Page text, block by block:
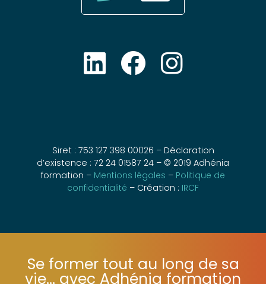
Siret : 753 127 398 00026 – Déclaration
d’existence : 72 24 01587 24 – © 2019 Adhénia
formation –Mentions légales– Politique de
Se former tout au long de sa